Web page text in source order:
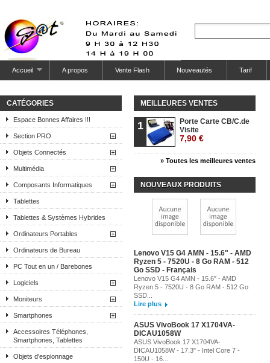
Accueil A propos Vente Flash Nouveautés Tarif
CATÉGORIES
Espace Bonnes Affaires !!!
Section PRO
Objets Connectés
Multimédia
Composants Informatiques
Tablettes
Tablettes & Systèmes Hybrides
Ordinateurs Portables
Ordinateurs de Bureau
PC Tout en un / Barebones
Logiciels
Moniteurs
Smartphones
Accessoires Téléphones,
Smartphones, Tablettes
Objets d'espionnage
MEILLEURES VENTES
1
Porte Carte CB/C.de
Visite
7,90 €
» Toutes les meilleures ventes
NOUVEAUX PRODUITS
Lenovo V15 G4 AMN - 15.6" - AMD
Ryzen 5 - 7520U - 8 Go RAM - 512
Go SSD - Français
Lenovo V15 G4 AMN - 15.6" - AMD
Ryzen 5 - 7520U - 8 Go RAM - 512 Go
SSD...
Lire plus
ASUS VivoBook 17 X1704VA-
DICAU1058W
ASUS VivoBook 17 X1704VA-
DICAU1058W - 17.3" - Intel Core 7 -
150U - 16...